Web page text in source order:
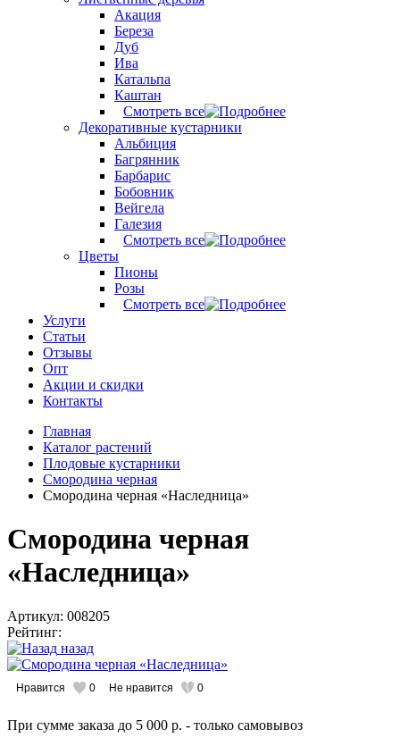
Акация
Береза
Дуб
Ива
Катальпа
Каштан
Смотреть все
Декоративные кустарники
Альбиция
Багрянник
Барбарис
Бобовник
Вейгела
Галезия
Смотреть все
Цветы
Пионы
Розы
Смотреть все
Услуги
Статьи
Отзывы
Опт
Акции и скидки
Контакты
Главная
Каталог растений
Плодовые кустарники
Смородина черная
Смородина черная «Наследница»
Смородина черная
«Наследница»
Артикул: 008205
Рейтинг:
назад
Нравится 0 Не нравится 0
При сумме заказа до 5 000 р. - только самовывоз